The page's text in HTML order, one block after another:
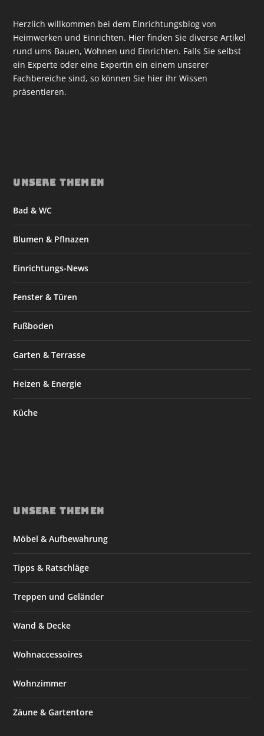
Herzlich willkommen bei dem Einrichtungsblog von
Heimwerken und Einrichten. Hier finden Sie diverse Artikel
rund ums Bauen, Wohnen und Einrichten. Falls Sie selbst
ein Experte oder eine Expertin ein einem unserer
Fachbereiche sind, so können Sie hier ihr Wissen
präsentieren.
UNSERE THEMEN
Bad & WC
Blumen & Pflnazen
Einrichtungs-News
Fenster & Türen
Fußboden
Garten & Terrasse
Heizen & Energie
Küche
UNSERE THEMEN
Möbel & Aufbewahrung
Tipps & Ratschläge
Treppen und Geländer
Wand & Decke
Wohnaccessoires
Wohnzimmer
Zäune & Gartentore